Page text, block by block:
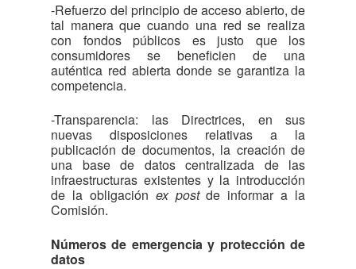
-Refuerzo del principio de acceso abierto, de
tal manera que cuando una red se realiza
con fondos públicos es justo que los
consumidores se beneficien de una
auténtica red abierta donde se garantiza la
competencia.
-Transparencia: las Directrices, en sus
nuevas disposiciones relativas a la
publicación de documentos, la creación de
una base de datos centralizada de las
infraestructuras existentes y la introducción
de la obligación ex postde informar a la
Comisión.
Números de emergencia y protección de
datos